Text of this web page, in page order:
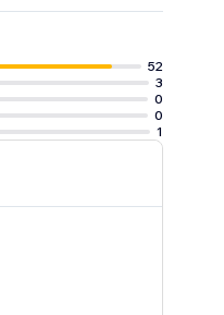
52
3
0
0
1